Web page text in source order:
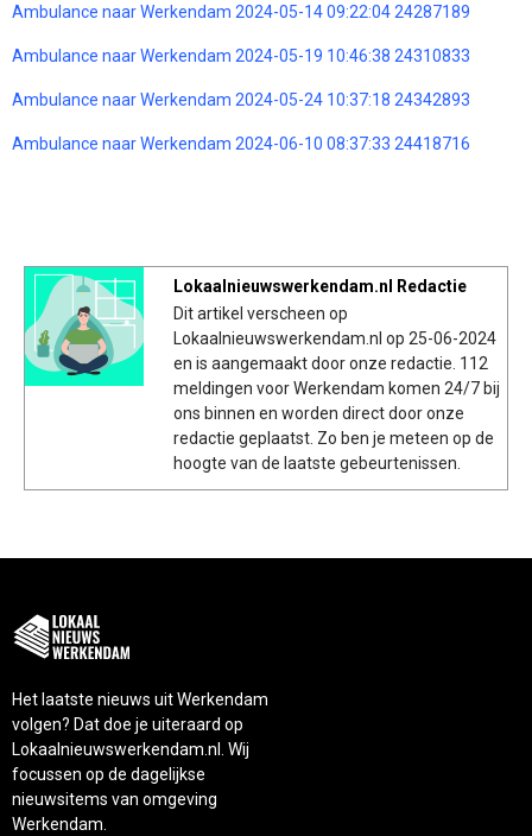
Ambulance naar Werkendam 2024-05-14 09:22:04 24287189
Ambulance naar Werkendam 2024-05-19 10:46:38 24310833
Ambulance naar Werkendam 2024-05-24 10:37:18 24342893
Ambulance naar Werkendam 2024-06-10 08:37:33 24418716
Lokaalnieuwswerkendam.nl Redactie
Dit artikel verscheen op
Lokaalnieuwswerkendam.nl op 25-06-2024
en is aangemaakt door onze redactie. 112
meldingen voor Werkendam komen 24/7 bij
ons binnen en worden direct door onze
redactie geplaatst. Zo ben je meteen op de
hoogte van de laatste gebeurtenissen.
Het laatste nieuws uit Werkendam
volgen? Dat doe je uiteraard op
Lokaalnieuwswerkendam.nl. Wij
focussen op de dagelijkse
nieuwsitems van omgeving
Werkendam.